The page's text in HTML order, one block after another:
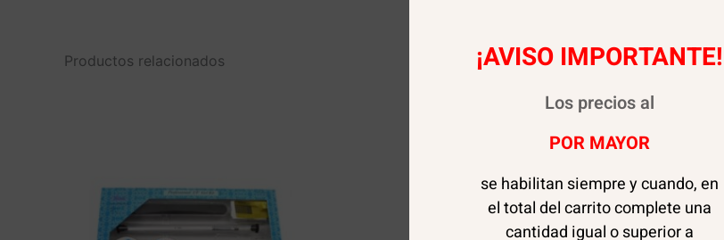
Productos relacionados ¡AVISO IMPORTANTE!
Los precios al
POR MAYOR
se habilitan siempre y cuando, en
el total del carrito complete una
cantidad igual o superior a